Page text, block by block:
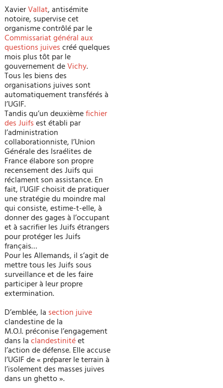
XavierVallat, antisémite
notoire, supervise cet
organisme contrôlé par le
Commissariat général aux
questions juivescréé quelques
mois plus tôt par le
gouvernement deVichy.
Tous les biens des
organisations juives sont
automatiquement transférés à
l’UGIF.
Tandis qu’un deuxièmefichier
des Juifsest établi par
l’administration
collaborationniste, l’Union
Générale des Israélites de
France élabore son propre
recensement des Juifs qui
réclament son assistance. En
fait, l’UGIF choisit de pratiquer
une stratégie du moindre mal
qui consiste, estime-t-elle, à
donner des gages à l’occupant
et à sacrifier les Juifs étrangers
pour protéger les Juifs
français…
Pour les Allemands, il s’agit de
mettre tous les Juifs sous
surveillance et de les faire
participer à leur propre
extermination.
D’emblée, la section juive
clandestine de la
M.O.I. préconise l’engagement
dans laclandestinitéet
l’action de défense. Elle accuse
l’UGIF de « préparer le terrain à
l’isolement des masses juives
dans un ghetto ».